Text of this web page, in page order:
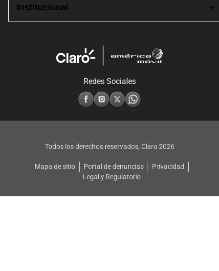
Institucional
Redes Sociales
Todos los derechos reservados, Claro 2026
Mapa de sitio Portal de denuncias
Privacidad
Legal y Regulatorio